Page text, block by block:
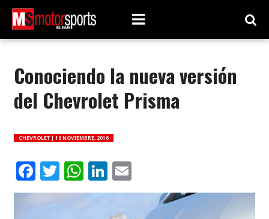
Conociendo la nueva versión
del Chevrolet Prisma
CHEVROLET | 16 NOVIEMBRE, 2016
Facebook
Twitter
WhatsApp
LinkedIn
Email